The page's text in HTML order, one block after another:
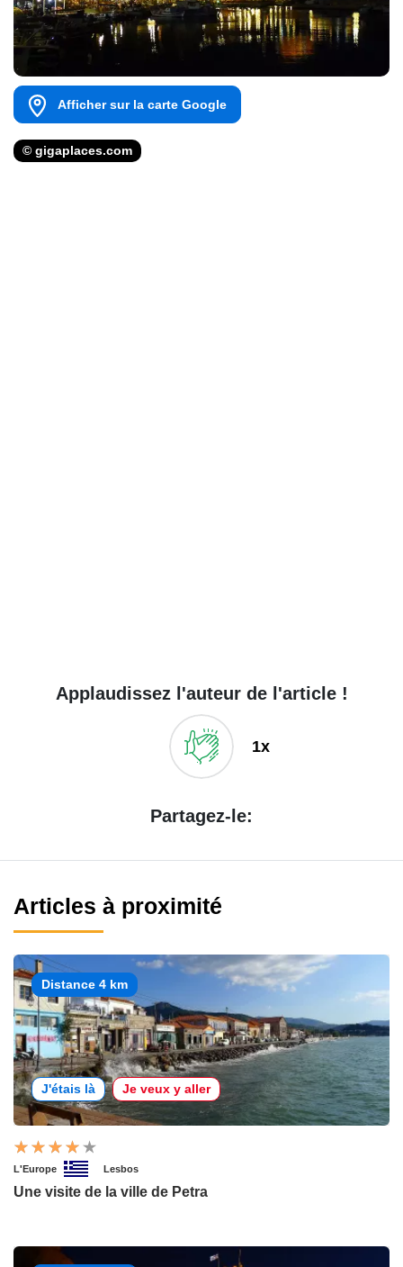
Afficher sur la carte Google
© gigaplaces.com
Applaudissez l'auteur de l'article !
1x
Partagez-le:
Articles à proximité
Distance 4 km
J'étais là Je veux y aller
L'Europe Lesbos
Une visite de la ville de Petra